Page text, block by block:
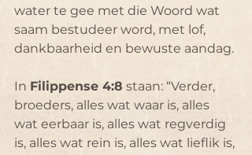
water te gee met die Woord wat
saam bestudeer word, met lof,
dankbaarheid en bewuste aandag.
In Filippense 4:8 staan: “Verder,
broeders, alles wat waar is, alles
wat eerbaar is, alles wat regverdig
is, alles wat rein is, alles wat lieflik is,